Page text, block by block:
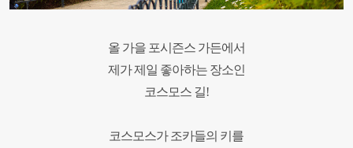
올 가을 포시즌스 가든에서
제가 제일 좋아하는 장소인
코스모스 길!
코스모스가 조카들의 키를